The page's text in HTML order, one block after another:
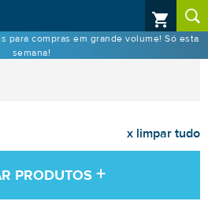
para compras em grande volume! Só esta
semana!
x limpar tudo
PRODUTOS +